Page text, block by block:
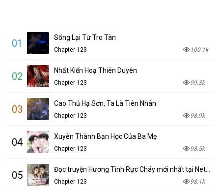
01 Sống Lại Từ Tro Tàn
Chapter 123 100.1k
02 Nhất Kiến Hoạ Thiên Duyên
Chapter 123 99.3k
03 Cao Thủ Hạ Sơn, Ta Là Tiên Nhân
Chapter 123 98.9k
04 Xuyên Thành Bạn Học Của Ba Mẹ
Chapter 123 98.5k
05
Chapter 123 98.1k